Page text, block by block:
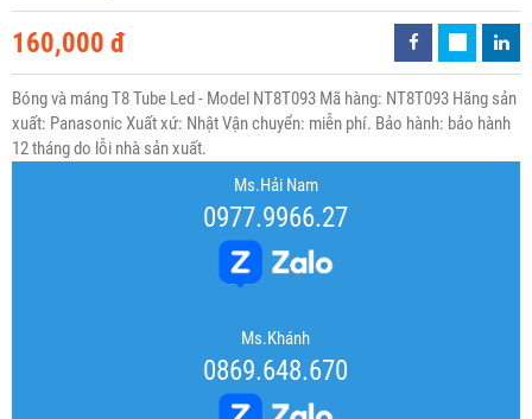
160,000 đ
Bóng và máng T8 Tube Led - Model NT8T093 Mã hàng: NT8T093 Hãng sản
xuất: Panasonic Xuất xứ: Nhật Vận chuyển: miễn phí. Bảo hành: bảo hành
12 tháng do lỗi nhà sản xuất.
Ms.Hải Nam
0977.9966.27
Ms.Khánh
0869.648.670